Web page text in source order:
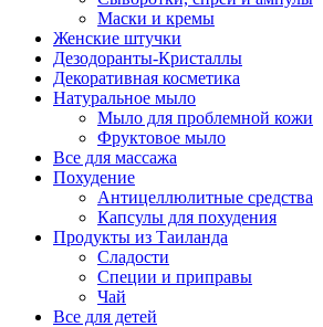
Маски и кремы
Женские штучки
Дезодоранты-Кристаллы
Декоративная косметика
Натуральное мыло
Мыло для проблемной кожи
Фруктовое мыло
Все для массажа
Похудение
Антицеллюлитные средства
Капсулы для похудения
Продукты из Таиланда
Сладости
Специи и приправы
Чай
Все для детей